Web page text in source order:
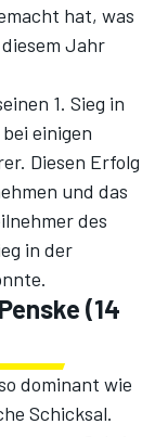
hat, was
Jahr
1. Sieg in
einigen
Diesen Erfolg
und das
des
in der
(14
dominant wie
Schicksal.